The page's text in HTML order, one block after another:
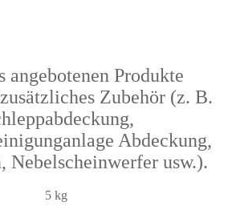
angebotenen Produkte
Zubehör (z. B.
Abdeckung,
Nebelscheinwerfer usw.).
5 kg